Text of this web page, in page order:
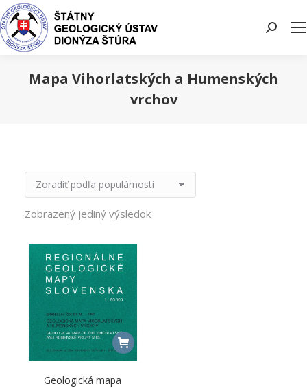
Search:
Mapa Vihorlatských a Humenských
vrchov
Zobrazený jediný výsledok
Geologická mapa